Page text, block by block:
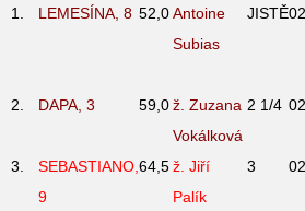
1.
LEMESÍNA, 8 52,0Antoine
Subias
JISTĚ
2.
DAPA, 3 59,0ž. Zuzana
Vokálková
2 1/4
3.
SEBASTIANO,
9
64,5ž. Jiří
Palík
3